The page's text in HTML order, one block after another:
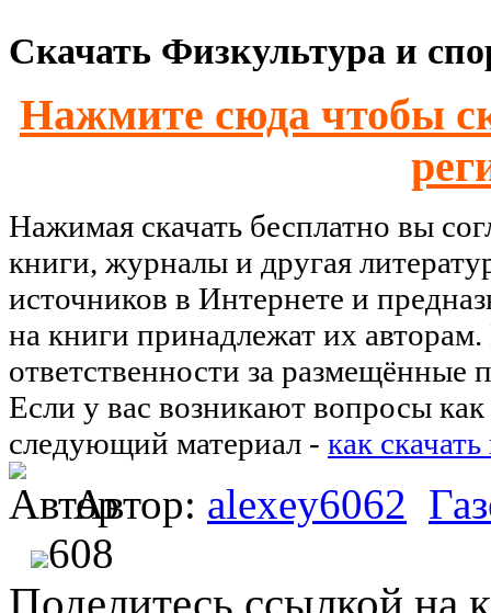
Скачать Физкультура и
Нажмите сюда чтобы
Нажимая скачать бесплатно вы
книги, журналы и другая
источников в Интернете и
на книги принадлежат их
ответственности за размещённые
Если у вас возникают вопросы как
следующий материал - как
Автор: alexey6062
608